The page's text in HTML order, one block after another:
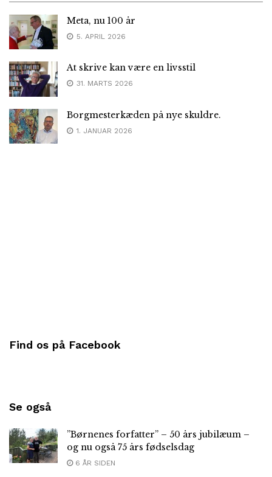
Meta, nu 100 år
5. APRIL 2026
At skrive kan være en livsstil
31. MARTS 2026
Borgmesterkæden på nye skuldre.
1. JANUAR 2026
Find os på Facebook
Se også
”Børnenes forfatter” – 50 års jubilæum –
og nu også 75 års fødselsdag
6 ÅR SIDEN